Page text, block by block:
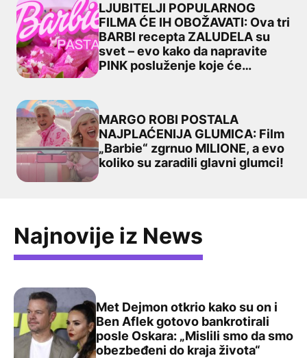
LJUBITELJI POPULARNOG FILMA ĆE IH
LJUBITELJI POPULARNOG
FILMA ĆE IH OBOŽAVATI: Ova tri
BARBI recepta ZALUDELA su
svet – evo kako da napravite
PINK posluženje koje će
MARGO ROBI POSTALA NAJPLAĆENIJA GLUMICA:
MARGO ROBI POSTALA
NAJPLAĆENIJA GLUMICA: Film
„Barbie“ zgrnuo MILIONE, a evo
koliko su zaradili glavni glumci!
Najnovije iz News
Met Dejmon otkrio kako su on i Ben Aflek gotovo
Met Dejmon otkrio kako su on i
Ben Aflek gotovo bankrotirali
posle Oskara: „Mislili smo da smo
obezbeđeni do kraja života“